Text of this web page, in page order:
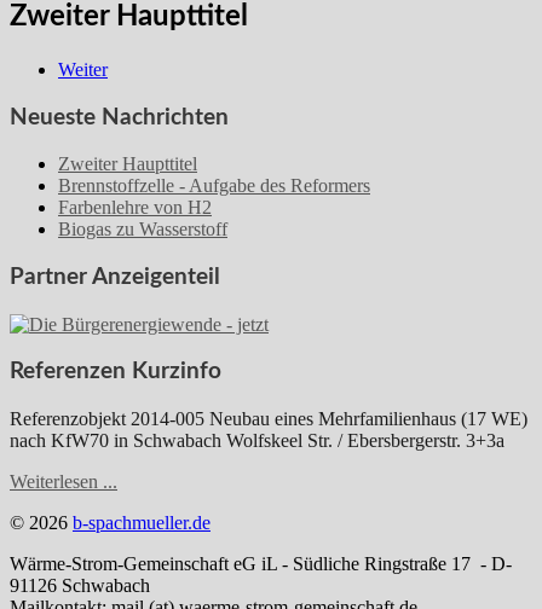
Zweiter Haupttitel
Weiter
Neueste Nachrichten
Zweiter Haupttitel
Brennstoffzelle - Aufgabe des Reformers
Farbenlehre von H2
Biogas zu Wasserstoff
Partner Anzeigenteil
Referenzen Kurzinfo
Referenzobjekt 2014-005 Neubau eines Mehrfamilienhaus (17 WE)
nach KfW70 in Schwabach Wolfskeel Str. / Ebersbergerstr. 3+3a
Weiterlesen ...
© 2026 b-spachmueller.de
Wärme-Strom-Gemeinschaft eG iL - Südliche Ringstraße 17 - D-
91126 Schwabach